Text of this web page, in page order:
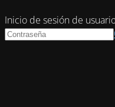
Inicio de sesión de